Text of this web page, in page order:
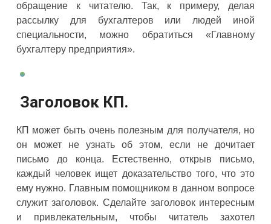
обращение к читателю. Так, к примеру, делая
рассылку для бухгалтеров или людей иной
специальности, можно обратиться «Главному
бухгалтеру предприятия».
Заголовок КП.
КП может быть очень полезным для получателя, но
он может не узнать об этом, если не дочитает
письмо до конца. Естественно, открыв письмо,
каждый человек ищет доказательство того, что это
ему нужно. Главным помощником в данном вопросе
служит заголовок. Сделайте заголовок интересным
и привлекательным, чтобы читатель захотел